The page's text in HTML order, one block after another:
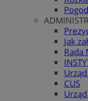
Jak
Rada
CUS